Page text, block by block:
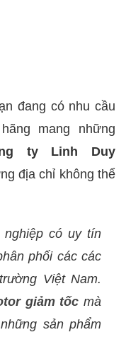
đang có nhu cầu
mang những
ty Linh Duy
địa chỉ không thể
nghiệp có uy tín
phối các các
Việt Nam.
giảm tốc mà
sản phẩm